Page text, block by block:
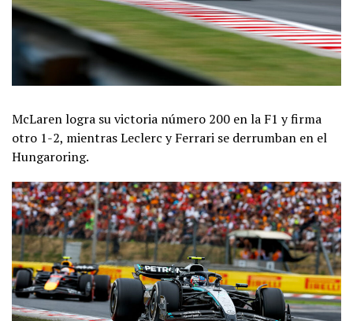
McLaren logra su victoria número 200 en la F1 y firma
otro 1-2, mientras Leclerc y Ferrari se derrumban en el
Hungaroring.